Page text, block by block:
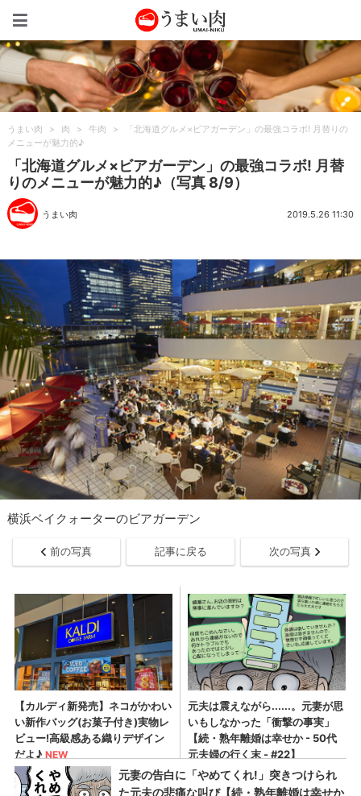
うまい肉 > 肉 > 牛肉 >
「北海道グルメ×ビアガーデン」の最強コラボ! 月替りの
メニューが魅力的♪
「北海道グルメ×ビアガーデン」の最強コラボ! 月替
りのメニューが魅力的♪（写真 8/9）
うまい肉 2019.5.26 11:30
横浜ベイクォーターのビアガーデン
前の写真 記事に戻る 次の写真